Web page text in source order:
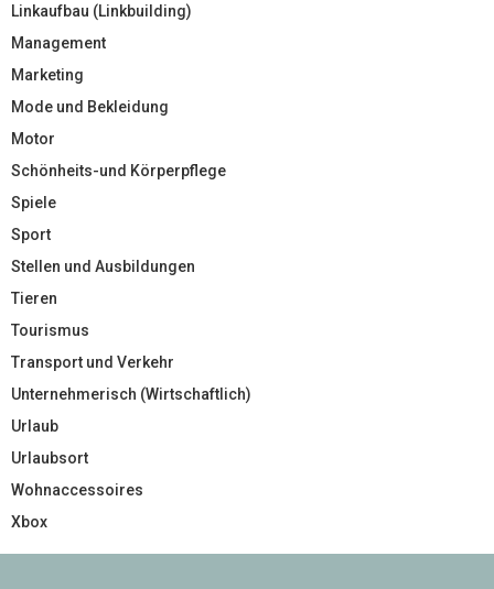
Linkaufbau (Linkbuilding)
Management
Marketing
Mode und Bekleidung
Motor
Schönheits-und Körperpflege
Spiele
Sport
Stellen und Ausbildungen
Tieren
Tourismus
Transport und Verkehr
Unternehmerisch (Wirtschaftlich)
Urlaub
Urlaubsort
Wohnaccessoires
Xbox